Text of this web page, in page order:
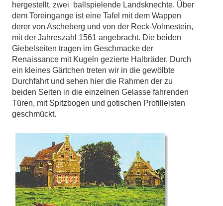
hergestellt, zwei ballspielende Landsknechte. Über
dem Toreingange ist eine Tafel mit dem Wappen
derer von Ascheberg und von der Reck-Volmestein,
mit der Jahreszahl 1561 angebracht. Die beiden
Giebelseiten tragen im Geschmacke der
Renaissance mit Kugeln gezierte Halbräder. Durch
ein kleines Gärtchen treten wir in die gewölbte
Durchfahrt und sehen hier die Rahmen der zu
beiden Seiten in die einzelnen Gelasse fahrenden
Türen, mit Spitzbogen und gotischen Profilleisten
geschmückt.